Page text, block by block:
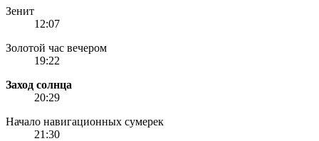
Зенит
12:07
Золотой час вечером
19:22
Заход солнца
20:29
Начало навигационных сумерек
21:30